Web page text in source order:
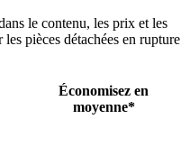
le contenu, les prix et les
pièces détachées en rupture
Économisez en
moyenne*